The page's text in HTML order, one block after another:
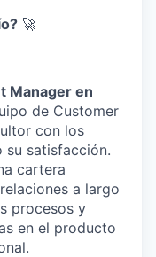
🚀
Manager en
de Customer
con los
su satisfacción.
cartera
a largo
procesos y
en el producto